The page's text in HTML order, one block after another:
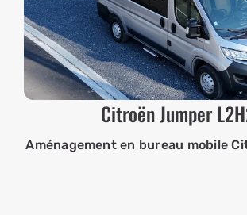
Citroën Jumper
Aménagement en bureau mobile